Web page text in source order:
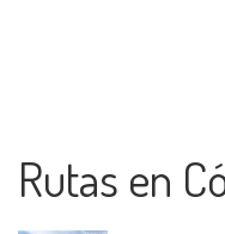
Rutas en